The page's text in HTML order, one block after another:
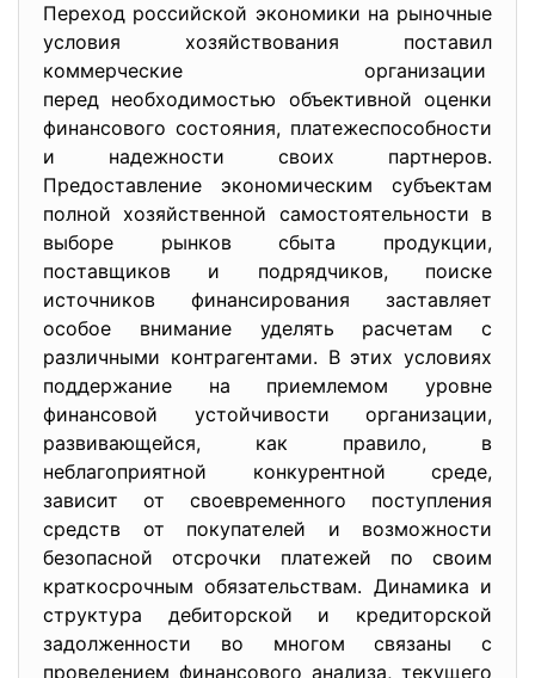
Переход российской экономики на рыночные
условия хозяйствования поставил
коммерческие организации
перед необходимостью объективной оценки
финансового состояния, платежеспособности
и надежности своих партнеров.
Предоставление экономическим субъектам
полной хозяйственной самостоятельности в
выборе рынков сбыта продукции,
поставщиков и подрядчиков, поиске
источников финансирования заставляет
особое внимание уделять расчетам с
различными контрагентами. В этих условиях
поддержание на приемлемом уровне
финансовой устойчивости организации,
развивающейся, как правило, в
неблагоприятной конкурентной среде,
зависит от своевременного поступления
средств от покупателей и возможности
безопасной отсрочки платежей по своим
краткосрочным обязательствам. Динамика и
структура дебиторской и кредиторской
задолженности во многом связаны с
проведением финансового анализа, текущего